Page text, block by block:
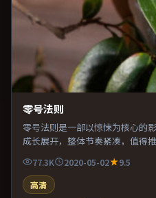
零号法则
零号法则是一部以惊悚为核心的
成长展开，整体节奏紧凑，值得推
77.3K 2020-05-02
9.5
高清